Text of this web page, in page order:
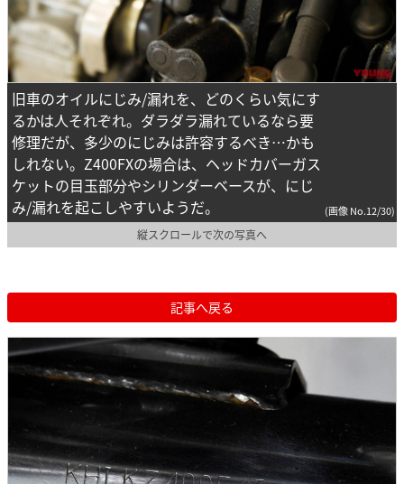
旧車のオイルにじみ/漏れを、どのくらい気にす
るかは人それぞれ。ダラダラ漏れているなら要
修理だが、多少のにじみは許容するべき…かも
しれない。Z400FXの場合は、ヘッドカバーガス
ケットの目玉部分やシリンダーベースが、にじ
み/漏れを起こしやすいようだ。
(画像 No.12/30)
縦スクロールで次の写真へ
記事へ戻る